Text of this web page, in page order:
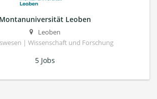
Montanuniversität Leoben
Leoben
| Wissenschaft und Forschung
5 Jobs